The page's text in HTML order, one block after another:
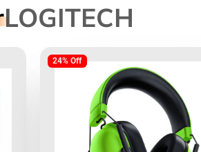
LOGITECH
24% Off